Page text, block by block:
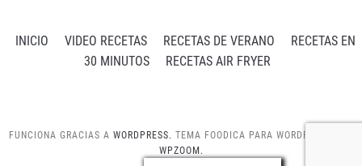
INICIO VIDEO RECETAS RECETAS DE VERANO
RECETAS EN
30 MINUTOS
RECETAS AIR FRYER
FUNCIONA GRACIAS A WORDPRESS. TEMA FOODICA PARA WORDPRESS POR
WPZOOM.